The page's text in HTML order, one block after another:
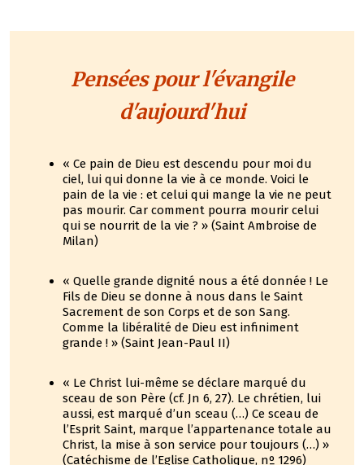
Pensées pour l'évangile
d'aujourd'hui
« Ce pain de Dieu est descendu pour moi du
ciel, lui qui donne la vie à ce monde. Voici le
pain de la vie : et celui qui mange la vie ne peut
pas mourir. Car comment pourra mourir celui
qui se nourrit de la vie ? » (Saint Ambroise de
Milan)
« Quelle grande dignité nous a été donnée ! Le
Fils de Dieu se donne à nous dans le Saint
Sacrement de son Corps et de son Sang.
Comme la libéralité de Dieu est infiniment
grande ! » (Saint Jean-Paul II)
« Le Christ lui-même se déclare marqué du
sceau de son Père (cf. Jn 6, 27). Le chrétien, lui
aussi, est marqué d’un sceau (…) Ce sceau de
l’Esprit Saint, marque l’appartenance totale au
Christ, la mise à son service pour toujours (…) »
(Catéchisme de l’Eglise Catholique, nº 1296)